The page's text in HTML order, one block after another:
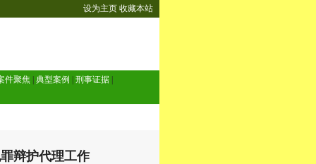
设为主页 收藏本站
件聚焦 典型案例 刑事证据
辩护代理工作